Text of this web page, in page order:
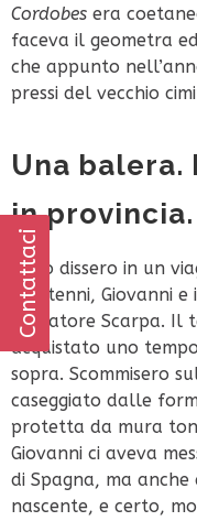
Contattaci
Cordobes era
faceva il geometra
che appunto
pressi del vecchio
Una balera.
in provincia.
Se lo dissero in un
trentenni, Giovanni
Salvatore Scarpa. Il
acquistato uno
sopra. Scommisero
caseggiato dalle
protetta da mura
Giovanni ci aveva
di Spagna, ma
nascente, e certo,